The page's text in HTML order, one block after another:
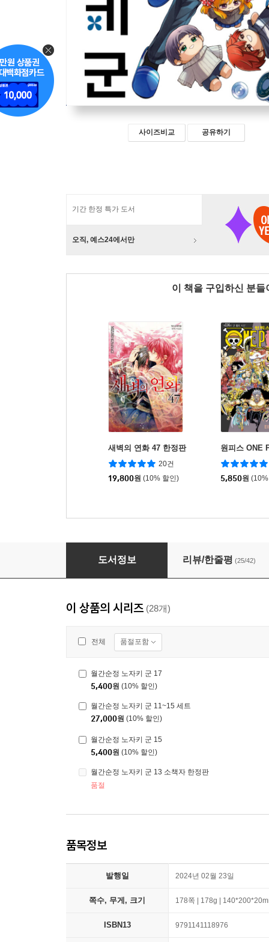
사이즈비교 공유하기
기간 한정 특가 도서
오직, 예스24에서만
이 책을 구입하신 분
새벽의 연화 47 한정판
20건
19,800원 (10% 할인)
원피스 ONE
5,850원
월간순정 노자키 군 15
도서정보 리뷰/한줄평 (25/42)
이 상품의 시리즈 (28개)
전체 품절포함
월간순정 노자키 군 17
5,400원 (10% 할인)
월간순정 노자키 군 11~15 세트
27,000원 (10% 할인)
월간순정 노자키 군 15
5,400원 (10% 할인)
월간순정 노자키 군 13 소책자 한정판
품절
품목정보
발행일 2024년 02월 23일
쪽수, 무게, 크기 178쪽 | 178g |
ISBN13 9791141118976